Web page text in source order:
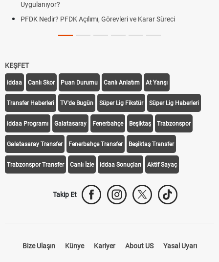
Uygulanıyor?
PFDK Nedir? PFDK Açılımı, Görevleri ve Karar Süreci
KEŞFET
iddaa Canlı Skor Puan Durumu Canlı Anlatım At Yarışı
Transfer Haberleri TV'de Bugün Süper Lig Fikstür Süper Lig Haberleri
iddaa Programı Galatasaray Fenerbahçe Beşiktaş Trabzonspor
Galatasaray Transfer Fenerbahçe Transfer Beşiktaş Transfer
Trabzonspor Transfer Canlı İzle iddaa Sonuçları Aktif Sayaç
Takip Et
Bize Ulaşın Künye Kariyer About US Yasal Uyarı